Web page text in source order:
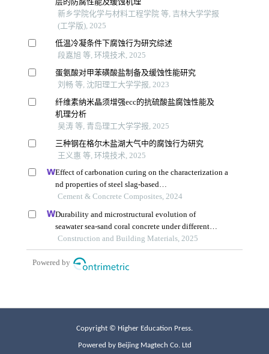
Copyright © Higher Education Press.
Powered by Beijing Magtech Co. Ltd